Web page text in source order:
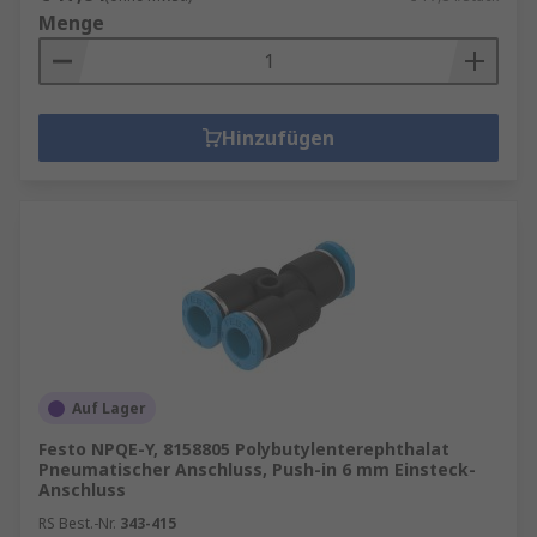
Menge
Hinzufügen
Auf Lager
Festo NPQE-Y, 8158805 Polybutylenterephthalat
Pneumatischer Anschluss, Push-in 6 mm Einsteck-
Anschluss
RS Best.-Nr. 343-415